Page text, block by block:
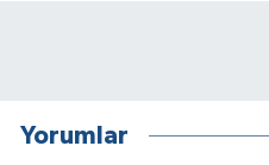
Yorumlar